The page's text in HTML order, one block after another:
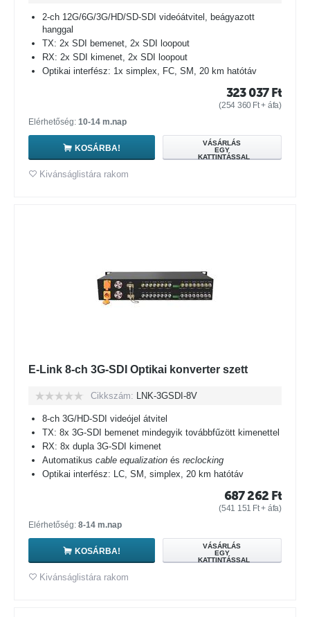
2-ch 12G/6G/3G/HD/SD-SDI videóátvitel, beágyazott
hanggal
TX: 2x SDI bemenet, 2x SDI loopout
RX: 2x SDI kimenet, 2x SDI loopout
Optikai interfész: 1x simplex, FC, SM, 20 km hatótáv
323 037 Ft
(254 360 Ft+ áfa)
Elérhetőség: 10-14 m.nap
KOSÁRBA!
VÁSÁRLÁS
EGY
KATTINTÁSSAL
Kivánságlistára rakom
E-Link 8-ch 3G-SDI Optikai konverter szett
Cikkszám: LNK-3GSDI-8V
8-ch 3G/HD-SDI videójel átvitel
TX: 8x 3G-SDI bemenet mindegyik továbbfűzött kimenettel
RX: 8x dupla 3G-SDI kimenet
Automatikus cable equalization és reclocking
Optikai interfész: LC, SM, simplex, 20 km hatótáv
687 262 Ft
(541 151 Ft+ áfa)
Elérhetőség: 8-14 m.nap
KOSÁRBA!
VÁSÁRLÁS
EGY
KATTINTÁSSAL
Kivánságlistára rakom